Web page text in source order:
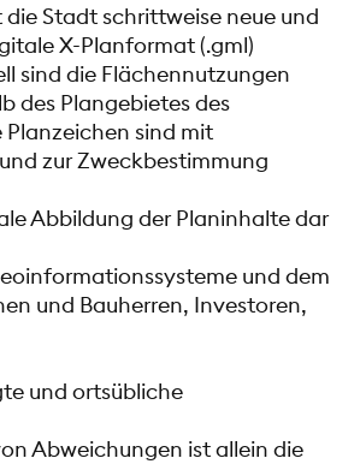
Stadt schrittweise neue und
X-Planformat (.gml)
sind die Flächennutzungen
des Plangebietes des
sind mit
zur Zweckbestimmung
Abbildung der Planinhalte dar
und dem
und Bauherren, Investoren,
und ortsübliche
Abweichungen ist allein die